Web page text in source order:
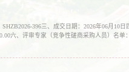
396三、成交日期：2026年06月10
六、评审专家（竞争性磋商采购人员）名单